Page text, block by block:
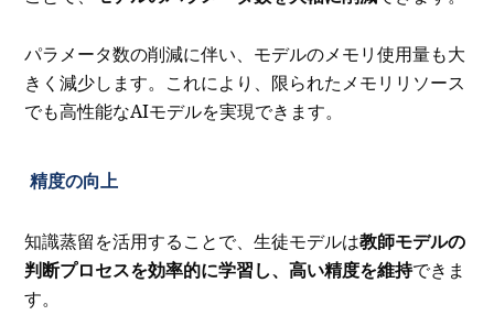
パラメータ数の削減に伴い、モデルのメモリ使用量も大
きく減少します。これにより、限られたメモリリソース
でも高性能なAIモデルを実現できます。
精度の向上
知識蒸留を活用することで、生徒モデルは教師モデルの
判断プロセスを効率的に学習し、高い精度を維持できま
す。